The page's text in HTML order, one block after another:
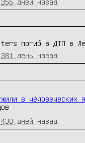
погиб в ДТП в
381 день назад
в человеческих
438 дней назад